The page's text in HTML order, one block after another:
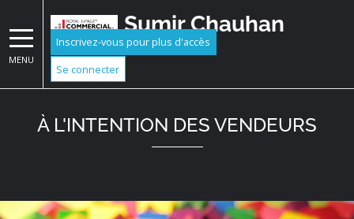
MENU
Sumir Chauhan
Inscrivez-vous pour plus d'accès
Se connecter
À L'INTENTION DES VENDEURS